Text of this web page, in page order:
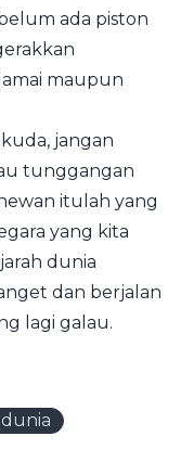
ada piston
maupun
jangan
tunggangan
itulah yang
yang kita
dunia
dan berjalan
lagi galau.